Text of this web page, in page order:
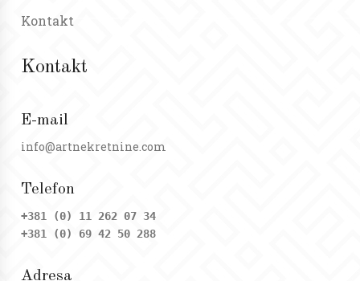
Kontakt
Kontakt
E-mail
info@artnekretnine.com
Telefon
+381 (0) 11 262 07 34
+381 (0) 69 42 50 288
Adresa